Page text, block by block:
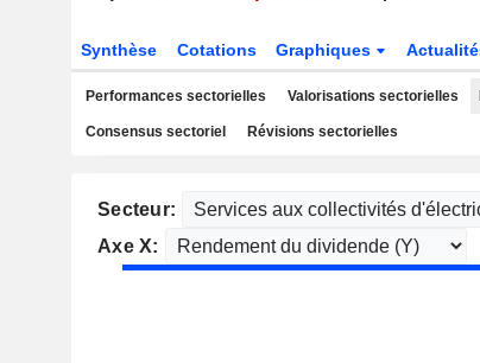
Synthèse Cotations Graphiques
Performances sectorielles Valorisations sectorielles
Consensus sectoriel Révisions sectorielles
Secteur:
Axe X: